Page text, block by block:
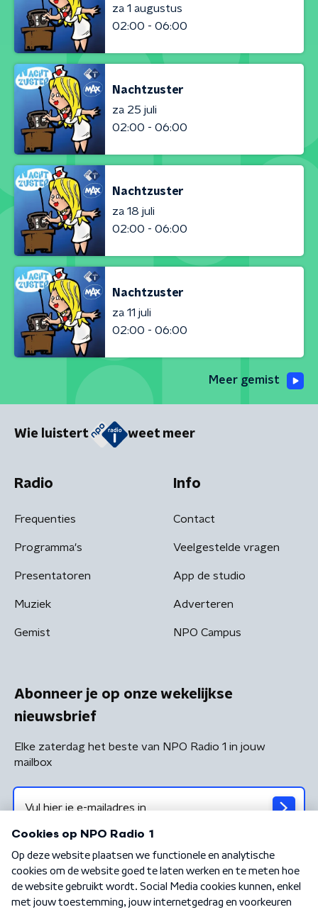
za 1 augustus
02:00 - 06:00
Nachtzuster
za 25 juli
02:00 - 06:00
Nachtzuster
za 18 juli
02:00 - 06:00
Nachtzuster
za 11 juli
02:00 - 06:00
Meer gemist
Wie luistert weet meer
Radio
Frequenties
Programma's
Presentatoren
Muziek
Gemist
Info
Contact
Veelgestelde vragen
App de studio
Adverteren
NPO Campus
Abonneer je op onze wekelijkse
nieuwsbrief
Elke zaterdag het beste van NPO Radio 1 in jouw
mailbox
Algemene voorwaarden